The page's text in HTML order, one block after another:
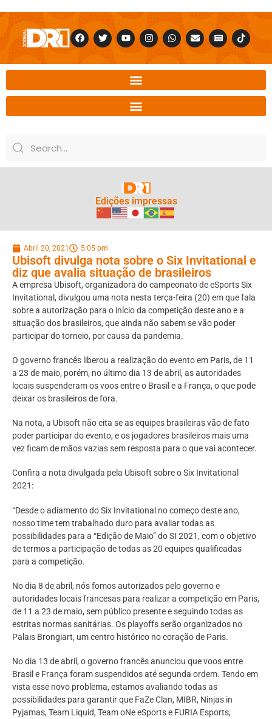
Edições impressas
Abril 20, 2021 5:05 pm
Ubisoft divulga nota sobre o Six Invitational e
diz que avalia situação de brasileiros
A empresa Ubisoft, organizadora do campeonato de eSports Six
Invitational, divulgou uma nota nesta terça-feira (20) em que fala
sobre a autorização para o início da competição deste ano e a
situação dos brasileiros, que ainda não sabem se vão poder
participar do torneio, por causa da pandemia.
O governo francês liberou a realização do evento em Paris, de 11
a 23 de maio, porém, no último dia 13 de abril, as autoridades
locais suspenderam os voos entre o Brasil e a França, o que pode
deixar os brasileiros de fora.
Na nota, a Ubisoft não cita se as equipes brasileiras vão de fato
poder participar do evento, e os jogadores brasileiros mais uma
vez ficam de mãos vazias sem resposta para o que vai acontecer.
Confira a nota divulgada pela Ubisoft sobre o Six Invitational
2021:
“Desde o adiamento do Six Invitational no começo deste ano,
nosso time tem trabalhado duro para avaliar todas as
possibilidades para a “Edição de Maio” do SI 2021, com o objetivo
de termos a participação de todas as 20 equipes qualificadas
para a competição.
No dia 8 de abril, nós fomos autorizados pelo governo e
autoridades locais francesas para realizar a competição em Paris,
de 11 a 23 de maio, sem público presente e seguindo todas as
estritas normas sanitárias. Os playoffs serão organizados no
Palais Brongiart, um centro histórico no coração de Paris.
No dia 13 de abril, o governo francês anunciou que voos entre
Brasil e França foram suspendidos até segunda ordem. Tendo em
vista esse novo problema, estamos avaliando todas as
possibilidades para garantir que FaZe Clan, MIBR, Ninjas in
Pyjamas, Team Liquid, Team oNe eSports e FURIA Esports,